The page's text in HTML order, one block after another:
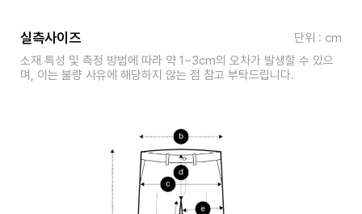
실측사이즈
단위 : cm
소재 특성 및 측정 방법에 따라 약 1~3cm의 오차가 발생할 수 있으
며, 이는 불량 사유에 해당하지 않는 점 참고 부탁드립니다.